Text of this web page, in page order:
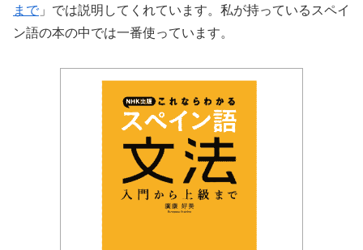
まで」では説明してくれています。私が持っているスペイ
ン語の本の中では一番使っています。